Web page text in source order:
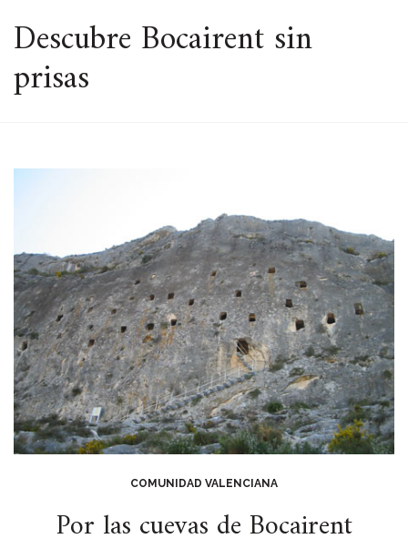
ESPACIO
Descubre Bocairent sin
prisas
COMUNIDAD VALENCIANA
Por las cuevas de Bocairent